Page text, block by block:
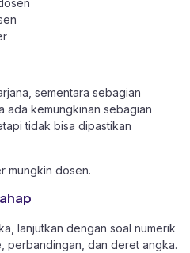
sementara sebagian
ada kemungkinan sebagian
tidak bisa dipastikan
mungkin dosen.
lanjutkan dengan soal numerik
perbandingan, dan deret angka.